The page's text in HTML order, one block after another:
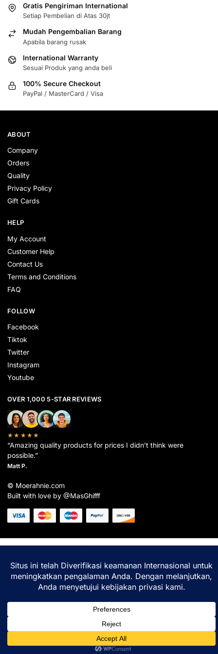
Gratis Pengiriman International
Setiap Pembelian di Atas 30jt
Mudah Pengembalian Barang
Apabila barang rusak
International Warranty
Sesuai Produk yang anda beli
100% Secure Checkout
PayPal / MasterCard / Visa
ABOUT
Company
Orders
Quality
Privacy Policy
Gift Cards
HELP
My Account
Customer Help
Contact Us
Terms and Conditions
FAQ
FOLLOW
Facebook
Tiktok
Twitter
Instagram
Youtube
OVER 1,000 5-STAR REVIEWS
★★★★★
“Amazing quality products for prices I didn’t think were
possible.”
Matt P.
© Moerahnie.com
Built with love by @MasGhifff
Lacak
Moerahnie.com
pengalaman belanja terbaik Anda.